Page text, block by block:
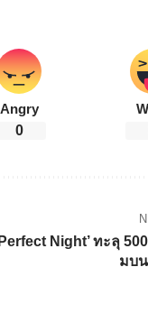
Angry
0
Night’ ทะลุ
มบ